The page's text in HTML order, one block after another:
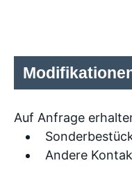
Auf Anfrage
Andere